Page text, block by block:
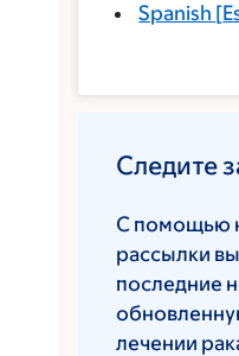
Spanish [
Следите
С помощью
рассылки
последние
лечении